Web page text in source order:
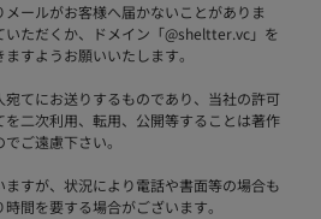
ールがお客様へ届かないことがありま
いただくか、ドメイン「@sheltter.vc」を
すようお願いいたします。
てにお送りするものであり、当社の許可
二次利用、転用、公開等することは著作
ご遠慮下さい。
すが、状況により電話や書面等の場合も
間を要する場合がございます。